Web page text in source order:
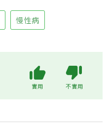
慢性病
實用 不實用